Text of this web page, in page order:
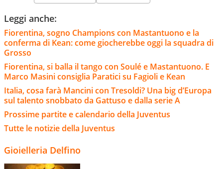
Leggi anche:
Fiorentina, sogno Champions con Mastantuono e la
conferma di Kean: come giocherebbe oggi la squadra di
Grosso
Fiorentina, si balla il tango con Soulé e Mastantuono. E
Marco Masini consiglia Paratici su Fagioli e Kean
Italia, cosa farà Mancini con Tresoldi? Una big d’Europa
sul talento snobbato da Gattuso e dalla serie A
Prossime partite e calendario della Juventus
Tutte le notizie della Juventus
Gioielleria Delfino